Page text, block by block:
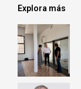
Explora más